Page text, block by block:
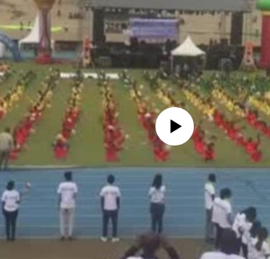
No media source currently